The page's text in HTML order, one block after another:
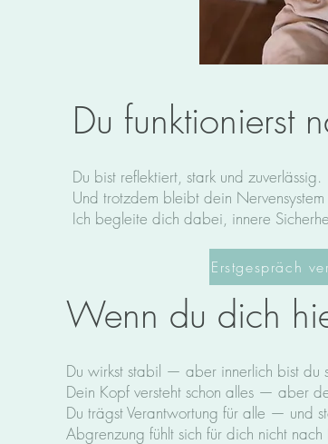
Erstgespräch
Du funktionierst
Du bist reflektiert, stark und zuverlässig.
Und trotzdem bleibt dein
Ich begleite dich dabei, innere
Wenn du dich
Du wirkst stabil — aber innerlich bist du
Dein Kopf versteht schon alles — aber
Du trägst Verantwortung für alle — und
Abgrenzung fühlt sich für dich nicht